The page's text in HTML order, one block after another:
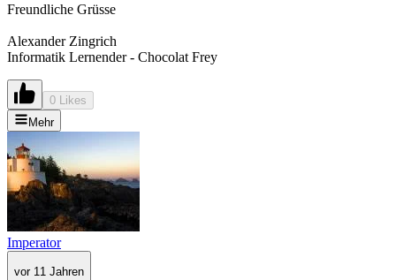
Freundliche Grüsse
Alexander Zingrich
Informatik Lernender - Chocolat Frey
0 Likes
Mehr
Imperator
vor 11 Jahren